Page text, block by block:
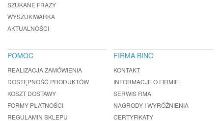
SZUKANE FRAZY
WYSZUKIWARKA
AKTUALNOŚCI
POMOC
REALIZACJA ZAMÓWIENIA
DOSTĘPNOŚĆ PRODUKTÓW
KOSZT DOSTAWY
FORMY PŁATNOŚCI
REGULAMIN SKLEPU
FIRMA BINO
KONTAKT
INFORMACJE O FIRMIE
SERWIS RMA
NAGRODY I WYRÓŻNIENIA
CERTYFIKATY